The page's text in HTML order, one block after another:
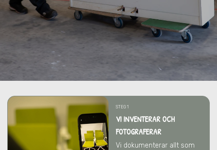
STEG 1
VI INVENTERAR OCH
FOTOGRAFERAR
Vi dokumenterar allt som